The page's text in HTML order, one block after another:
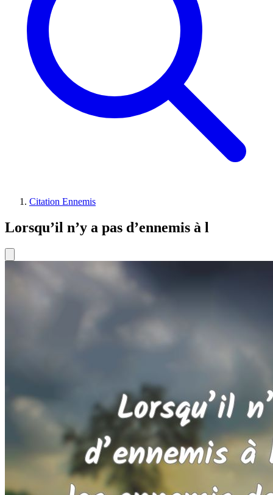
Citation Ennemis
Lorsqu’il n’y a pas d’ennemis à l